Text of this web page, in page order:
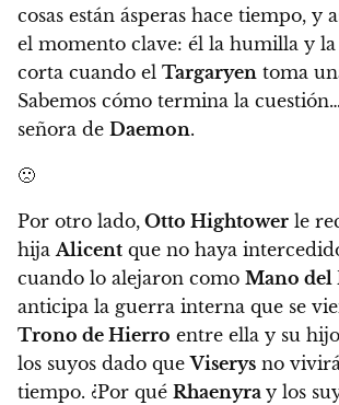
cosas están ásperas hace tiempo, y
el momento clave: él la humilla y la
corta cuando el Targaryen toma
Sabemos cómo termina la cuestión…
señora de Daemon.
🙁
Por otro lado, Otto Hightower le
hijaAlicent que no haya
cuando lo alejaron como Mano del
anticipa la guerra interna que se
Trono de Hierro entre ella y su
los suyos dado queViserys no
tiempo. ¿Por qué Rhaenyra y los